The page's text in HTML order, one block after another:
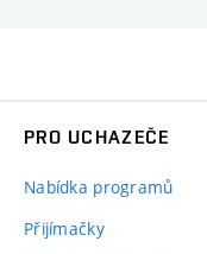
PRO UCHAZEČE
Nabídka programů
Přijímačky